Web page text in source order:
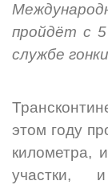
пройдёт с
службе
этом году
километра,
участки,